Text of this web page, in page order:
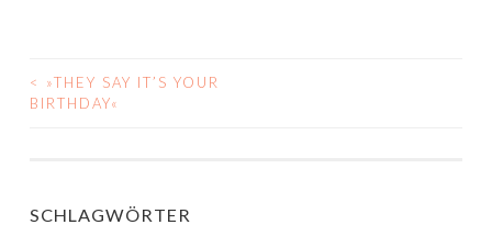
BEITRAGS-
<
»THEY SAY IT’S YOUR
BIRTHDAY«
SCHLAGWÖRTER